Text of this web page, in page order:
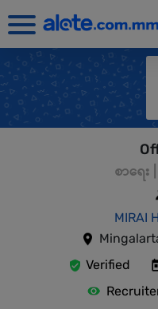
စာရေး
MIRAI
Verified